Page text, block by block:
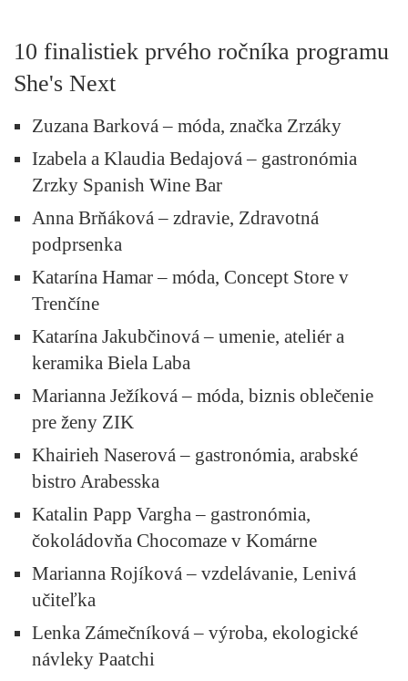
10 finalistiek prvého ročníka programu
She's Next
Zuzana Barková – móda, značka Zrzáky
Izabela a Klaudia Bedajová – gastronómia
Zrzky Spanish Wine Bar
Anna Brňáková – zdravie, Zdravotná
podprsenka
Katarína Hamar – móda, Concept Store v
Trenčíne
Katarína Jakubčinová – umenie, ateliér a
keramika Biela Laba
Marianna Ježíková – móda, biznis oblečenie
pre ženy ZIK
Khairieh Naserová – gastronómia, arabské
bistro Arabesska
Katalin Papp Vargha – gastronómia,
čokoládovňa Chocomaze v Komárne
Marianna Rojíková – vzdelávanie, Lenivá
učiteľka
Lenka Zámečníková – výroba, ekologické
návleky Paatchi